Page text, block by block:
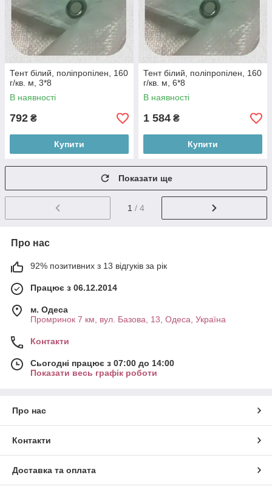
Тент білий, поліпропілен, 160
г/кв. м, 3*8
В наявності
792 ₴
Купити
Тент білий, поліпропілен, 160
г/кв. м, 6*8
В наявності
1 584 ₴
Купити
Показати ще
1 / 4
Про нас
92% позитивних з 13 відгуків за рік
Працює з 06.12.2014
м. Одеса
Промринок 7 км, вул. Базова, 13, Одеса, Україна
Контакти
Сьогодні працює з 07:00 до 14:00
Показати весь графік роботи
Про нас
Контакти
Доставка та оплата